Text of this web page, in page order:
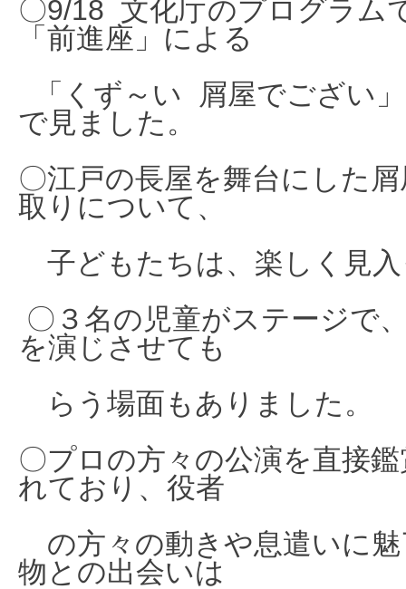
〇9/18 文化庁のプログラム
「前進座」 による
「くず～い 屑屋でござい
で見ました。
〇江戸の長屋を舞台にした
取りについて、
子どもたちは、楽しく見
〇３名の児童がステージで
を演じさせても
らう場面もありました。
〇プロの方々の公演を直接
れており、役者
の方々の動きや息遣いに
物との出会いは